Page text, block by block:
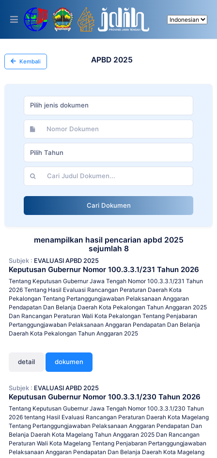
This
includes
accessibility
system.
Kembali APBD 2025
Pilih jenis dokumen
Pilih Tahun
Cari Dokumen
menampilkan hasil pencarian apbd 2025
sejumlah 8
Subjek : EVALUASI APBD 2025
Keputusan Gubernur Nomor 100.3.3.1/231 Tahun 2026
Tentang Keputusan Gubernur Jawa Tengah Nomor 100.3.3.1/231 Tahun
2026 Tentang Hasil Evaluasi Rancangan Peraturan Daerah Kota
Pekalongan Tentang Pertanggungjawaban Pelaksanaan Anggaran
Pendapatan Dan Belanja Daerah Kota Pekalongan Tahun Anggaran 2025
Dan Rancangan Peraturan Wali Kota Pekalongan Tentang Penjabaran
Pertanggungjawaban Pelaksanaan Anggaran Pendapatan Dan Belanja
Daerah Kota Pekalongan Tahun Anggaran 2025
detail dokumen
Subjek : EVALUASI APBD 2025
Keputusan Gubernur Nomor 100.3.3.1/230 Tahun 2026
Tentang Keputusan Gubernur Jawa Tengah Nomor 100.3.3.1/230 Tahun
2026 tentang Hasil Evaluasi Rancangan Peraturan Daerah Kota Magelang
Tentang Pertanggungjawaban Pelaksanaan Anggaran Pendapatan Dan
Belanja Daerah Kota Magelang Tahun Anggaran 2025 Dan Rancangan
Peraturan Wali Kota Magelang Tentang Penjabaran Pertanggungjawaban
Pelaksanaan Anggaran Pendapatan Dan Belanja Daerah Kota Magelang